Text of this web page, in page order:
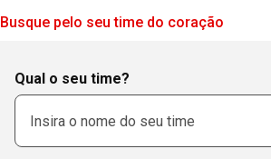
Busque pelo seu time do coração
Qual o seu time?